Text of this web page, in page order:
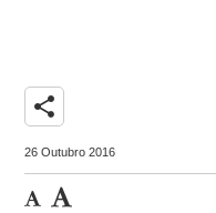
share
26 Outubro 2016